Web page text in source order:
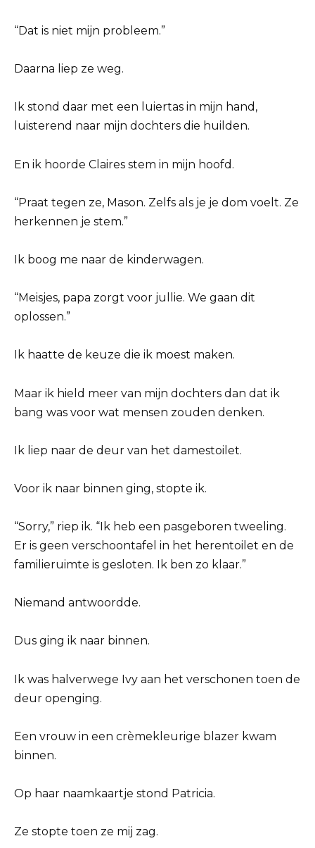
“Dat is niet mijn probleem.”
Daarna liep ze weg.
Ik stond daar met een luiertas in mijn hand,
luisterend naar mijn dochters die huilden.
En ik hoorde Claires stem in mijn hoofd.
“Praat tegen ze, Mason. Zelfs als je je dom voelt. Ze
herkennen je stem.”
Ik boog me naar de kinderwagen.
“Meisjes, papa zorgt voor jullie. We gaan dit
oplossen.”
Ik haatte de keuze die ik moest maken.
Maar ik hield meer van mijn dochters dan dat ik
bang was voor wat mensen zouden denken.
Ik liep naar de deur van het damestoilet.
Voor ik naar binnen ging, stopte ik.
“Sorry,” riep ik. “Ik heb een pasgeboren tweeling.
Er is geen verschoontafel in het herentoilet en de
familieruimte is gesloten. Ik ben zo klaar.”
Niemand antwoordde.
Dus ging ik naar binnen.
Ik was halverwege Ivy aan het verschonen toen de
deur openging.
Een vrouw in een crèmekleurige blazer kwam
binnen.
Op haar naamkaartje stond Patricia.
Ze stopte toen ze mij zag.